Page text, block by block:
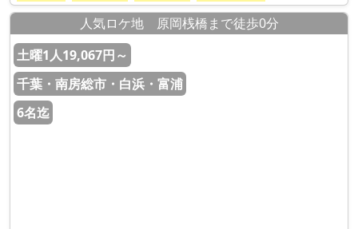
人気ロケ地 原岡桟橋まで徒歩0分
土曜1人19,067円～
千葉・南房総市・白浜・富浦
6名迄